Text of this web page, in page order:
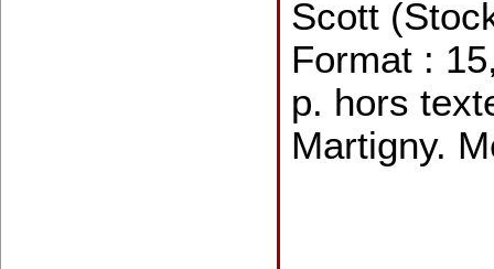
Scott
Format :
p. hors
Martigny.